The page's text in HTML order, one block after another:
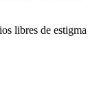
libres de estigma